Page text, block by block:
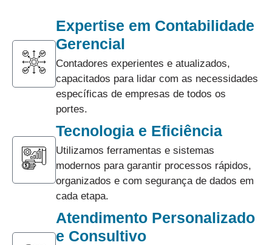
Expertise em Contabilidade
Gerencial
Contadores experientes e atualizados,
capacitados para lidar com as necessidades
específicas de empresas de todos os
portes.
Tecnologia e Eficiência
Utilizamos ferramentas e sistemas
modernos para garantir processos rápidos,
organizados e com segurança de dados em
cada etapa.
Atendimento Personalizado
e Consultivo